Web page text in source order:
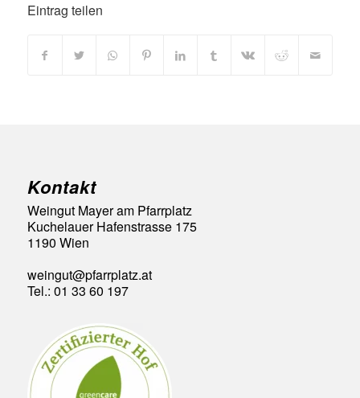
Eintrag teilen
Kontakt
Weingut Mayer am Pfarrplatz
Kuchelauer Hafenstrasse 175
1190 Wien
weingut@pfarrplatz.at
Tel.: 01 33 60 197